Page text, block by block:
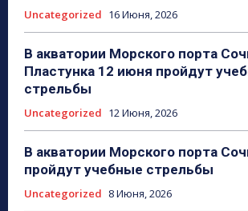
Uncategorized 16 Июня, 2026
В акватории Морского порта
Пластунка 12 июня пройдут
стрельбы
Uncategorized 12 Июня, 2026
В акватории Морского порта
пройдут учебные стрельбы
Uncategorized 8 Июня, 2026